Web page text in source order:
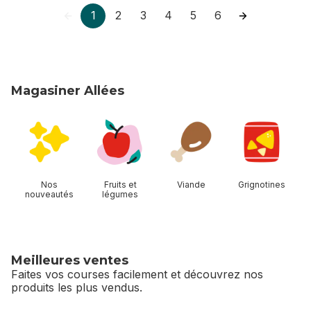
1 2 3 4 5 6
Magasiner Allées
Nos
nouveautés
Fruits et
légumes
Viande Grignotines
Meilleures ventes
Faites vos courses facilement et découvrez nos
produits les plus vendus.